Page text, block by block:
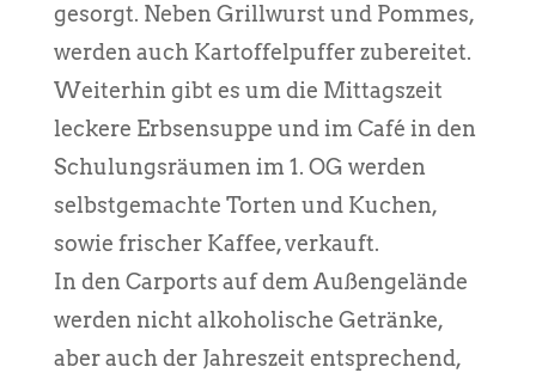
gesorgt. Neben Grillwurst und Pommes,
werden auch Kartoffelpuffer zubereitet.
Weiterhin gibt es um die Mittagszeit
leckere Erbsensuppe und im Café in den
Schulungsräumen im 1. OG werden
selbstgemachte Torten und Kuchen,
sowie frischer Kaffee, verkauft.
In den Carports auf dem Außengelände
werden nicht alkoholische Getränke,
aber auch der Jahreszeit entsprechend,